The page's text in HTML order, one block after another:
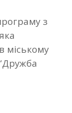
з
міському